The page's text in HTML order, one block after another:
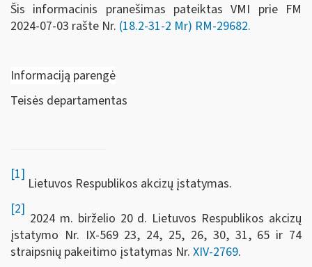
Šis informacinis pranešimas pateiktas VMI prie FM
2024-07-03 rašte Nr. (18.2-31-2 Mr) RM-29682.
Informaciją parengė
Teisės departamentas
[1]
Lietuvos Respublikos akcizų įstatymas.
[2]
2024 m. birželio 20 d. Lietuvos Respublikos akcizų
įstatymo Nr. IX-569 23, 24, 25, 26, 30, 31, 65 ir 74
straipsnių pakeitimo įstatymas Nr. XIV-2769.